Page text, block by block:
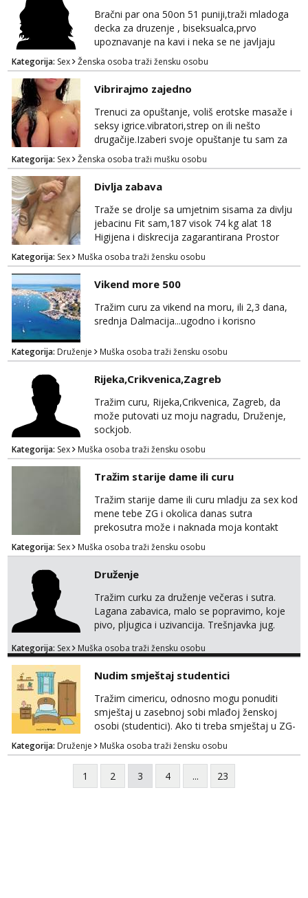
Bračni par ona 50on 51 puniji,traži mladoga
decka za druzenje , biseksualca,prvo
upoznavanje na kavi i neka se ne javljaju
stariji od 30 godina
Kategorija: Sex Ženska osoba traži žensku osobu
Vibrirajmo zajedno
Trenuci za opuštanje, voliš erotske masaže i
seksy igrice.vibratori,strep on ili nešto
drugačije.Izaberi svoje opuštanje tu sam za
tebe.sve info na mob 095/762-8147
Kategorija: Sex Ženska osoba traži mušku osobu
Divlja zabava
Traže se drolje sa umjetnim sisama za divlju
jebacinu Fit sam,187 visok 74 kg alat 18
Higijena i diskrecija zagarantirana Prostor
imam na području između Zadra i Šibenika
Kontakt watsap 0955406511 bez poziva
Kategorija: Sex Muška osoba traži žensku osobu
Vikend more 500
Tražim curu za vikend na moru, ili 2,3 dana,
srednja Dalmacija...ugodno i korisno
Kategorija: Druženje Muška osoba traži žensku osobu
Rijeka,Crikvenica,Zagreb
Tražim curu, Rijeka,Crikvenica, Zagreb, da
može putovati uz moju nagradu, Druženje,
sockjob.
Kategorija: Sex Muška osoba traži žensku osobu
Tražim starije dame ili curu
Tražim starije dame ili curu mladju za sex kod
mene tebe ZG i okolica danas sutra
prekosutra može i naknada moja kontakt
WhatsApp SMS poziv prednosti imaju starije
091 2504 794
Kategorija: Sex Muška osoba traži žensku osobu
Druženje
Tražim curku za druženje večeras i sutra.
Lagana zabavica, malo se popravimo, koje
pivo, pljugica i uzivancija. Trešnjavka jug.
thing of the past We're jammin' And I hope
Kategorija: Sex Muška osoba traži žensku osobu
Nudim smještaj studentici
Tražim cimericu, odnosno mogu ponuditi
smještaj u zasebnoj sobi mlađoj ženskoj
osobi (studentici). Ako ti treba smještaj u ZG-
u, a ne želiš plaćati sobu i tako malo uštedjeti,
javi se na mail.
Kategorija: Druženje Muška osoba traži žensku osobu
1 2 3 4 ... 23